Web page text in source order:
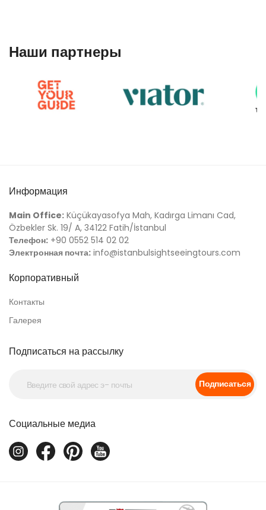
Наши партнеры
Информация
Main Office: Küçükayasofya Mah, Kadırga Limanı Cad,
Özbekler Sk. 19/ A, 34122 Fatih/İstanbul
Телефон: +90 0552 514 02 02
Электронная почта: info@istanbulsightseeingtours.com
Корпоративный
Контакты
Галерея
Подписаться на рассылку
Подписаться
Социальные медиа